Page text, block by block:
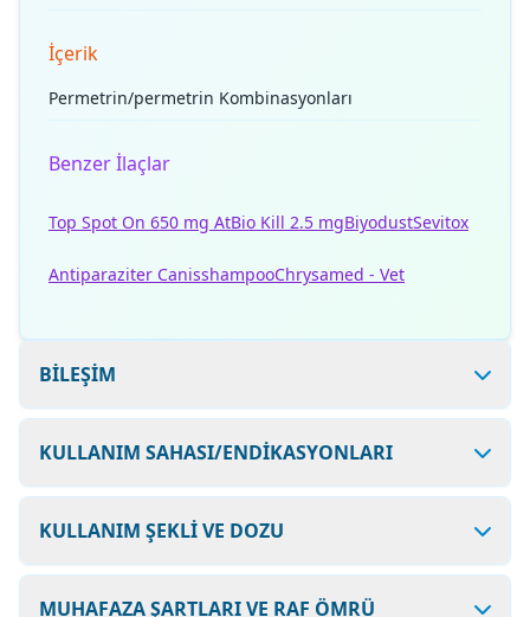
İçerik
Permetrin/permetrin Kombinasyonları
Benzer İlaçlar
Top Spot On 650 mg AtBio Kill 2.5 mgBiyodustSevitox
Antiparaziter CanisshampooChrysamed - Vet
BİLEŞİM
KULLANIM SAHASI/ENDİKASYONLARI
KULLANIM ŞEKLİ VE DOZU
MUHAFAZA ŞARTLARI VE RAF ÖMRÜ